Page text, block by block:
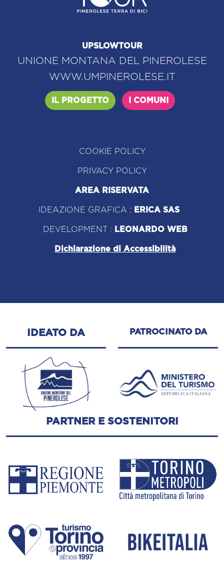
UPSLOWTOUR
UNIONE MONTANA DEL PINEROLESE
WWW.UMPINEROLESE.IT
IL PROGETTO I COMUNI
COOKIE POLICY
PRIVACY POLICY
AREA RISERVATA
IDEAZIONE GRAFICA : ERICA SAS
DEVELOPMENT : LEONARDO WEB
Dichiarazione di Accessibilità
IDEATO DA PATROCINATO DA
PARTNER E SOSTENITORI